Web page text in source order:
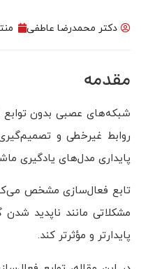
دکتر محمدرضا عاطفی
مقدمه
شبکه‌های عصبی بدون توابع
روابط غیرخطی و
پایداری مدل‌های یادگیری
تابع فعال‌سازی مشخص
مشکلاتی مانند ناپدید
پایدارتر و مؤثرتر کند.